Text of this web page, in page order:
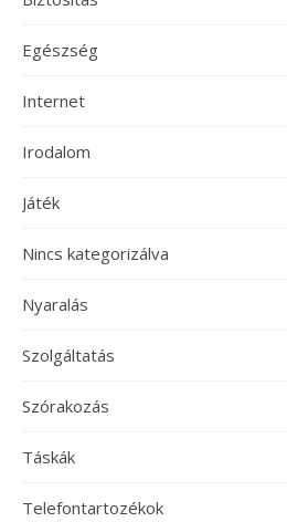
Egészség
Internet
Irodalom
Játék
Nincs kategorizálva
Nyaralás
Szolgáltatás
Szórakozás
Táskák
Telefontartozékok